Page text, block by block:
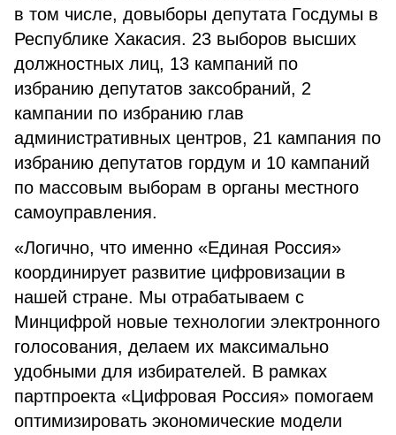
в том числе, довыборы депутата Госдумы в
Республике Хакасия. 23 выборов высших
должностных лиц, 13 кампаний по
избранию депутатов заксобраний, 2
кампании по избранию глав
административных центров, 21 кампания по
избранию депутатов гордум и 10 кампаний
по массовым выборам в органы местного
самоуправления.
«Логично, что именно «Единая Россия»
координирует развитие цифровизации в
нашей стране. Мы отрабатываем с
Минцифрой новые технологии электронного
голосования, делаем их максимально
удобными для избирателей. В рамках
партпроекта «Цифровая Россия» помогаем
оптимизировать экономические модели